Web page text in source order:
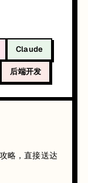
Claude
后端开发
略，直接送达